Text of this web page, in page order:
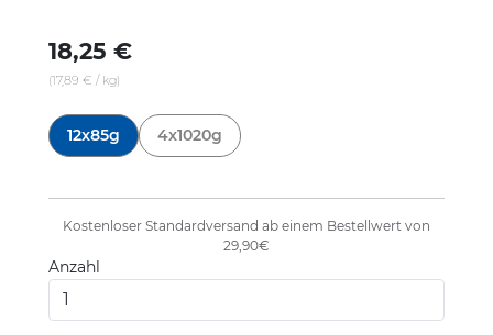
18,25 €
(17,89 € / kg)
12x85g
4x1020g
Kostenloser Standardversand ab einem Bestellwert von
29,90€
Anzahl